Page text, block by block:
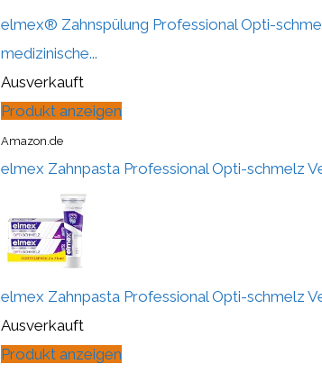
elmex® Zahnspülung Professional Opti-
medizinische...
Ausverkauft
Produkt anzeigen
Amazon.de
elmex Zahnpasta Professional Opti-schmelz
elmex Zahnpasta Professional Opti-schmelz
Ausverkauft
Produkt anzeigen